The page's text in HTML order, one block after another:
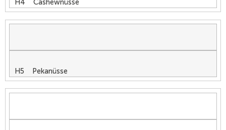
H4 Cashewnüsse
H5 Pekanüsse